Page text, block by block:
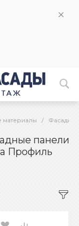
материалы /
панели
Профиль